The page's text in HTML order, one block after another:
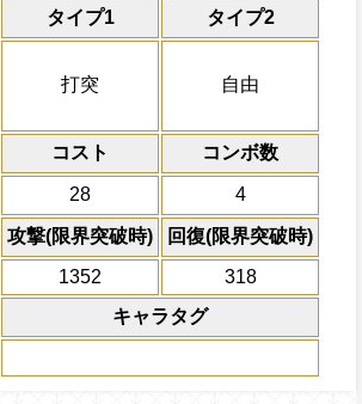
タイプ1 タイプ2
打突 自由
コスト コンボ数
28 4
攻撃(限界突破時)
回復(限界突破時)
1352
318
キャラタグ
通常 20→10ターン 限界突破
通常時
[速]スロットを
スロットに変換
共闘性能
船長効果
冒険開始時の必殺タ
キャラの攻撃を
にし、他の属性キャ
必殺技
ターン数：14
全プレイヤーの一味
を2回90%減らし、キ
の全プレイヤーの体
アクション
2ターンの間敵全体の
を30%下げ、自由タ
げる
効果
技属性から受けるダメージを4%減らし、
ータスの12%をサポート対象キャラの基
乗せする
対象
白ひげ
習得する効果
自分は も有利扱い
速属性の被ダメ5%減
技属性の被ダメ5%減
力属性キャラの攻撃と回復を2倍にする